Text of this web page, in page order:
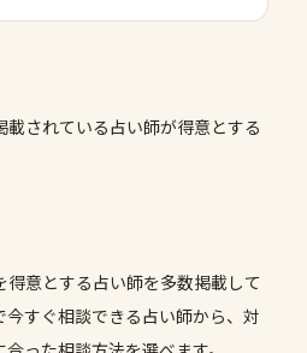
されている占い師が得意とする
得意とする占い師を多数掲載して
すぐ相談できる占い師から、対